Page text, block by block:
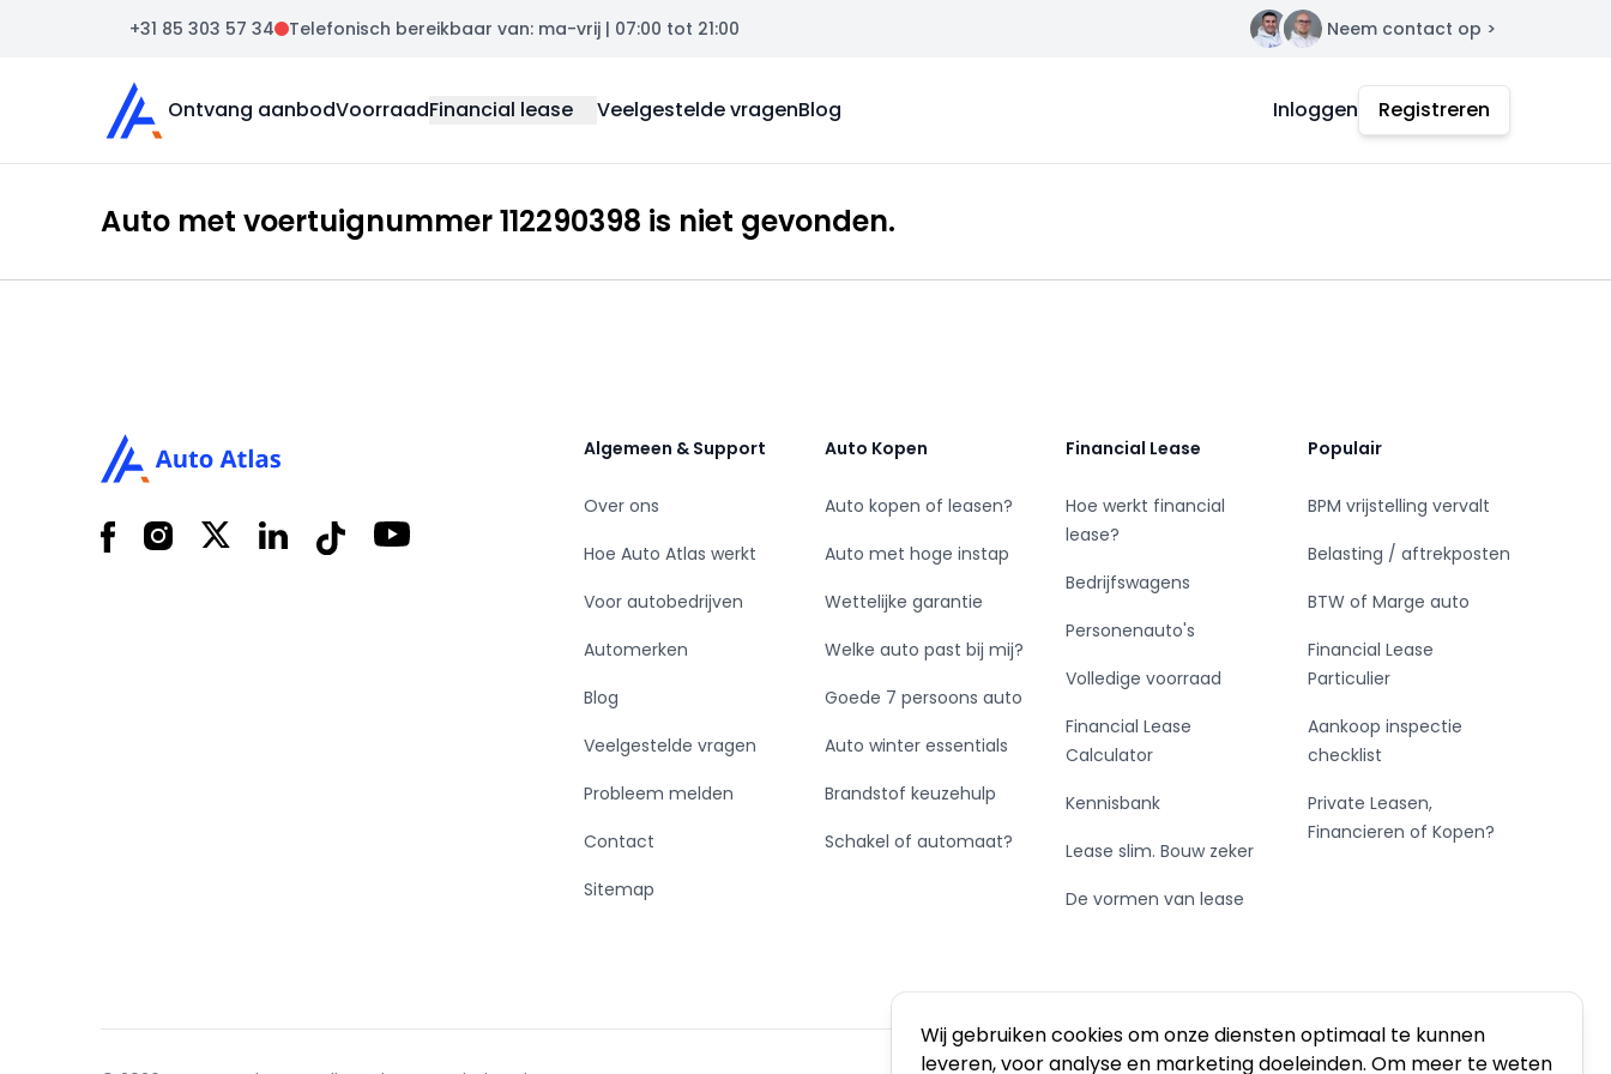
Wij gebruiken cookies om onze diensten optimaal te kunnen
leveren, voor analyse en marketing doeleinden. Om meer te weten
+31 85 303 57 34 Telefonisch bereikbaar van: ma-vrij | 07:00 tot 21:00 Contact Neem contact op >
Auto Atlas
Ontvang aanbodVoorraadFinancial lease Veelgestelde vragenBlog Inloggen Registreren
Auto met voertuignummer 112290398 is niet gevonden.
FacebookInstagram
X LinkedInTiktok YouTube
Algemeen & Support
Over ons
Hoe Auto Atlas werkt
Voor autobedrijven
Automerken
Blog
Veelgestelde vragen
Probleem melden
Contact
Sitemap
Auto Kopen
Auto kopen of leasen?
Auto met hoge instap
Wettelijke garantie
Welke auto past bij mij?
Goede 7 persoons auto
Auto winter essentials
Brandstof keuzehulp
Schakel of automaat?
Financial Lease
Hoe werkt financial
lease?
Bedrijfswagens
Personenauto's
Volledige voorraad
Financial Lease
Calculator
Kennisbank
Lease slim. Bouw zeker
De vormen van lease
Populair
BPM vrijstelling vervalt
Belasting / aftrekposten
BTW of Marge auto
Financial Lease
Particulier
Aankoop inspectie
checklist
Private Leasen,
Financieren of Kopen?